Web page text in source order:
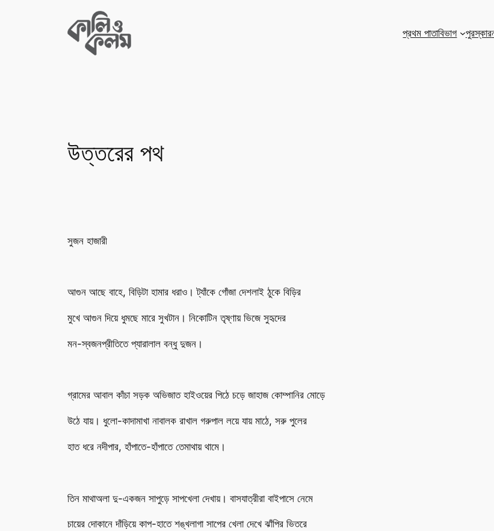
প্রথম পাতাবিভাগ পুরস্কার
উত্তরের পথ
সুজন হাজারী
আগুন আছে বাহে, বিড়িটা হামার ধরাও। ট্যাঁকে গোঁজা দেশলাই ঠুকে বিড়ির
মুখে আগুন দিয়ে ধুমছে মারে সুখটান। নিকোটিন তৃষ্ণায় ভিজে সুহৃদের
মন-স্বজনপ্রীতিতে প্যারালাল বন্ধু দুজন।
গ্রামের আবাল কাঁচা সড়ক অভিজাত হাইওয়ের পিঠে চড়ে জাহাজ কোম্পানির মোড়ে
উঠে যায়। ধুলো-কাদামাখা নাবালক রাখাল গরুপাল লয়ে যায় মাঠে, সরু পুলের
হাত ধরে নদীপার, হাঁপাতে-হাঁপাতে তেমাথায় থামে।
তিন মাথাঅলা দু-একজন সাপুড়ে সাপখেলা দেখায়। বাসযাত্রীরা বাইপাসে নেমে
চায়ের দোকানে দাঁড়িয়ে কাপ-হাতে শঙ্খলাগা সাপের খেলা দেখে ঝাঁপির ভিতরে